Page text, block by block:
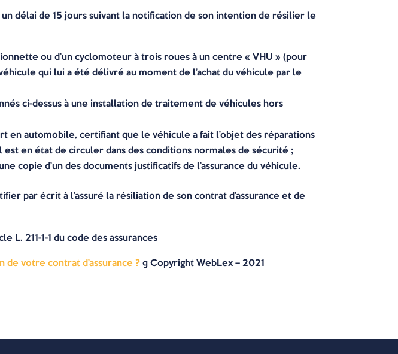
délai de 15 jours suivant la notification de son intention de résilier le
ou d’un cyclomoteur à trois roues à un centre « VHU » (pour
qui lui a été délivré au moment de l’achat du véhicule par le
ci-dessus à une installation de traitement de véhicules hors
en automobile, certifiant que le véhicule a fait l’objet des réparations
en état de circuler dans des conditions normales de sécurité ;
copie d’un des documents justificatifs de l’assurance du véhicule.
par écrit à l’assuré la résiliation de son contrat d’assurance et de
L. 211-1-1 du code des assurances
votre contrat d’assurance ?© Copyright WebLex – 2021